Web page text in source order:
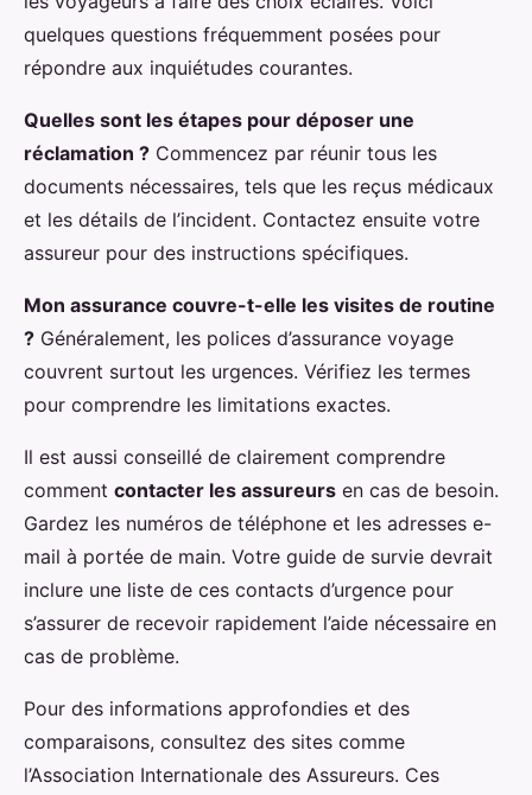
quelques questions fréquemment posées pour
répondre aux inquiétudes courantes.
Quelles sont les étapes pour déposer une
réclamation ? Commencez par réunir tous les
documents nécessaires, tels que les reçus médicaux
et les détails de l’incident. Contactez ensuite votre
assureur pour des instructions spécifiques.
Mon assurance couvre-t-elle les visites de routine
? Généralement, les polices d’assurance voyage
couvrent surtout les urgences. Vérifiez les termes
pour comprendre les limitations exactes.
Il est aussi conseillé de clairement comprendre
comment contacter les assureurs en cas de besoin.
Gardez les numéros de téléphone et les adresses e-
mail à portée de main. Votre guide de survie devrait
inclure une liste de ces contacts d’urgence pour
s’assurer de recevoir rapidement l’aide nécessaire en
cas de problème.
Pour des informations approfondies et des
comparaisons, consultez des sites comme
l’Association Internationale des Assureurs. Ces